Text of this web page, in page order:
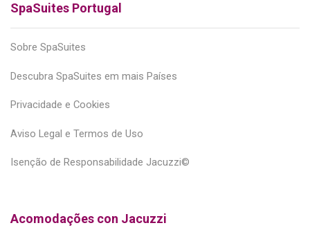
SpaSuites Portugal
Sobre SpaSuites
Descubra SpaSuites em mais Países
Privacidade e Cookies
Aviso Legal e Termos de Uso
Isenção de Responsabilidade Jacuzzi©
Acomodações con Jacuzzi